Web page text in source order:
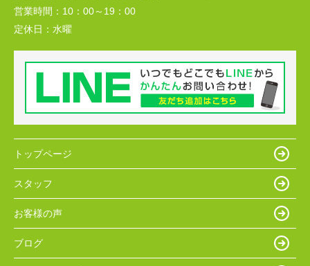
営業時間： 10：00～19：00
定休日： 水曜
トップページ
スタッフ
お客様の声
ブログ